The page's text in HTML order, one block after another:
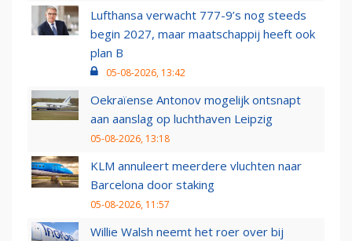
Lufthansa verwacht 777-9’s nog steeds
begin 2027, maar maatschappij heeft ook
plan B
05-08-2026, 13:42
Oekraïense Antonov mogelijk ontsnapt
aan aanslag op luchthaven Leipzig
05-08-2026, 13:18
KLM annuleert meerdere vluchten naar
Barcelona door staking
05-08-2026, 11:57
Willie Walsh neemt het roer over bij